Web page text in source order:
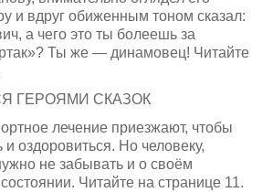
и вдруг обиженным тоном сказал:
а чего это ты болеешь за
Ты же — динамовец! Читайте
ГЕРОЯМИ СКАЗОК
лечение приезжают, чтобы
оздоровиться. Но человеку,
не забывать и о своём
Читайте на странице 11.